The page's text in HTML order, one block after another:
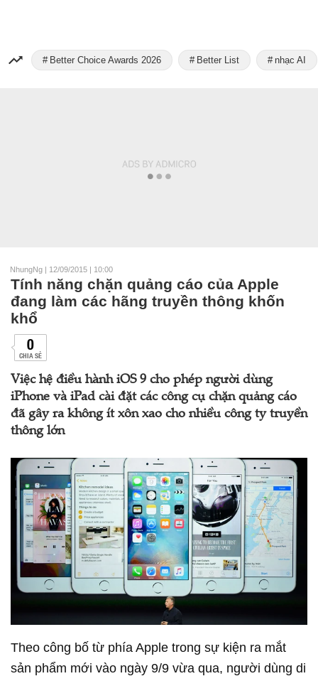
Better Choice Awards 2026 Better List nhạc AI
NhungNg | 12/09/2015 | 10:00
Tính năng chặn quảng cáo của Apple
đang làm các hãng truyền thông khốn
khổ
0
CHIA SẺ
Việc hệ điều hành iOS 9 cho phép người dùng
iPhone và iPad cài đặt các công cụ chặn quảng cáo
đã gây ra không ít xôn xao cho nhiều công ty truyền
thông lớn
Theo công bố từ phía Apple trong sự kiện ra mắt
sản phẩm mới vào ngày 9/9 vừa qua, người dùng di